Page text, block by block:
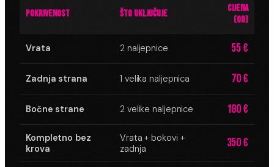
POKRIVENOST ŠTO UKLJUČUJE
CIJENA
(OD)
Vrata 2 naljepnice 55 €
Zadnja strana 1 velika naljepnica 70 €
Bočne strane 2 velike naljepnice 180 €
Kompletno bez
krova
Vrata + bokovi +
zadnja
350 €